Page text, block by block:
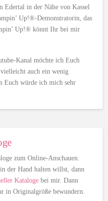
Edertal in der Nähe von Kassel
Up!®-Demonstratorin, das
Up!® könnt Ihr bei mir
Kanal möchte ich Euch
auch ein wenig
Euch würde ich mich sehr
zum Online-Anschauen.
der Hand halten willst, dann
Kataloge bei mir. Dann
in Originalgröße bewundern.